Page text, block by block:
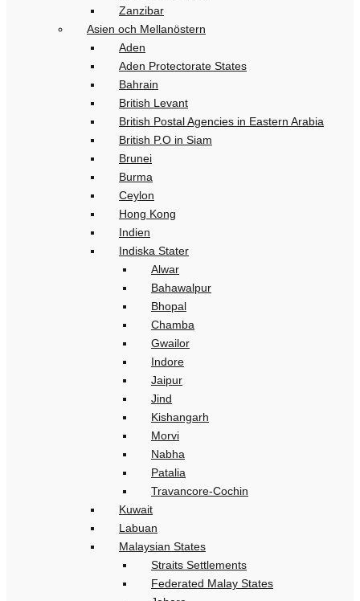
Zanzibar
Asien och Mellanöstern
Aden
Aden Protectorate States
Bahrain
British Levant
British Postal Agencies in Eastern Arabia
British P.O in Siam
Brunei
Burma
Ceylon
Hong Kong
Indien
Indiska Stater
Alwar
Bahawalpur
Bhopal
Chamba
Gwailor
Indore
Jaipur
Jind
Kishangarh
Morvi
Nabha
Patalia
Travancore-Cochin
Kuwait
Labuan
Malaysian States
Straits Settlements
Federated Malay States